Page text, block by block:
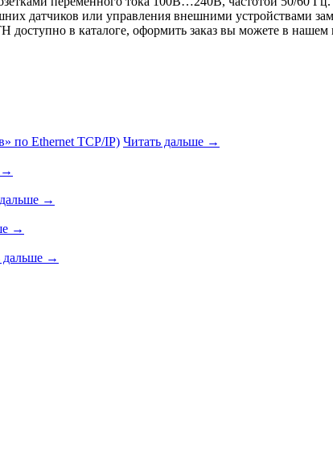
датчиков или управления внешними устройствами
в каталоге, оформить заказ вы можете в нашем
по Ethernet TCP/IP) Читать дальше →
→
→
→
дальше →